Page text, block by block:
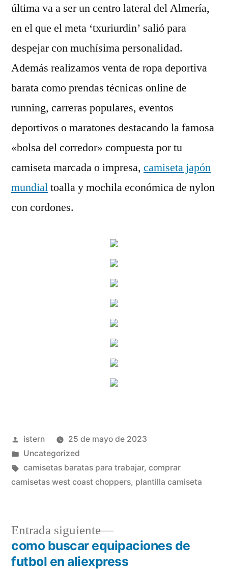
última va a ser un centro lateral del Almería,
en el que el meta ‘txuriurdin’ salió para
despejar con muchísima personalidad.
Además realizamos venta de ropa deportiva
barata como prendas técnicas online de
running, carreras populares, eventos
deportivos o maratones destacando la famosa
«bolsa del corredor» compuesta por tu
camiseta marcada o impresa, camiseta japón
mundialtoalla y mochila económica de nylon
con cordones.
Publicado
por
istern
25 de mayo de 2023
Publicado
en
Uncategorized
Etiquetas:
camisetas baratas para trabajar, comprar
camisetas west coast choppers, plantilla camiseta
Navegación
Entrada siguiente
Entrada
siguiente:
como buscar equipaciones de
futbol en aliexpress